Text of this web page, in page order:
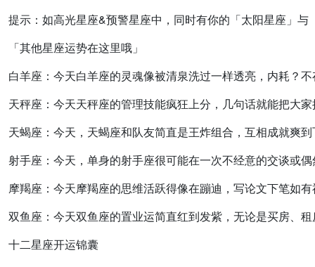
提示：如高光星座&预警星座中，同时有你的「太阳星座」
「其他星座运势在这里哦」
白羊座： 今天白羊座的灵魂像被清泉洗过一样透亮，内耗？
天秤座： 今天天秤座的管理技能疯狂上分，几句话就能把大
天蝎座： 今天，天蝎座和队友简直是王炸组合，互相成就爽
射手座： 今天，单身的射手座很可能在一次不经意的交谈或
摩羯座： 今天摩羯座的思维活跃得像在蹦迪，写论文下笔如
双鱼座： 今天双鱼座的置业运简直红到发紫，无论是买房、
十二星座开运锦囊